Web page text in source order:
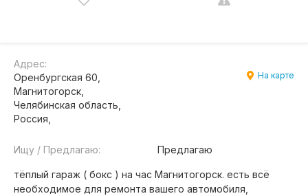
Адрес:
Оренбургская 60,
Магнитогорск,
Челябинская область,
Россия,
На карте
Ищу / Предлагаю: Предлагаю
тёплый гараж ( бокс ) на час Магнитогорск. есть всё
необходимое для ремонта вашего автомобиля,